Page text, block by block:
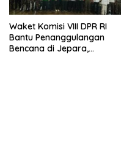
Waket Komisi VIII DPR RI
Bantu Penanggulangan
Bencana di Jepara,